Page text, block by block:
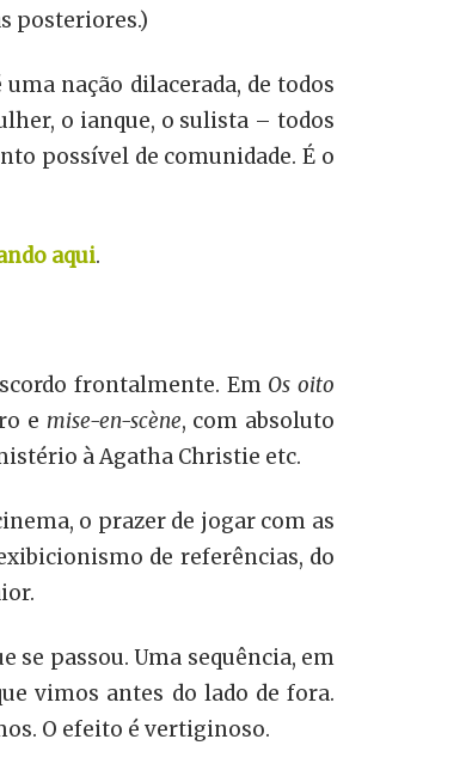
posteriores.)
nação dilacerada, de todos
o ianque, o sulista – todos
possível de comunidade. É o
aqui.
frontalmente. Em Os oito
e mise-en-scène, com absoluto
à Agatha Christie etc.
o prazer de jogar com as
de referências, do
passou. Uma sequência, em
vimos antes do lado de fora.
O efeito é vertiginoso.